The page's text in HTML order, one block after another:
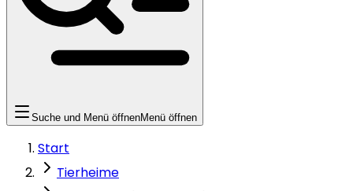
Suche und Menü öffnenMenü öffnen
Start
Tierheime